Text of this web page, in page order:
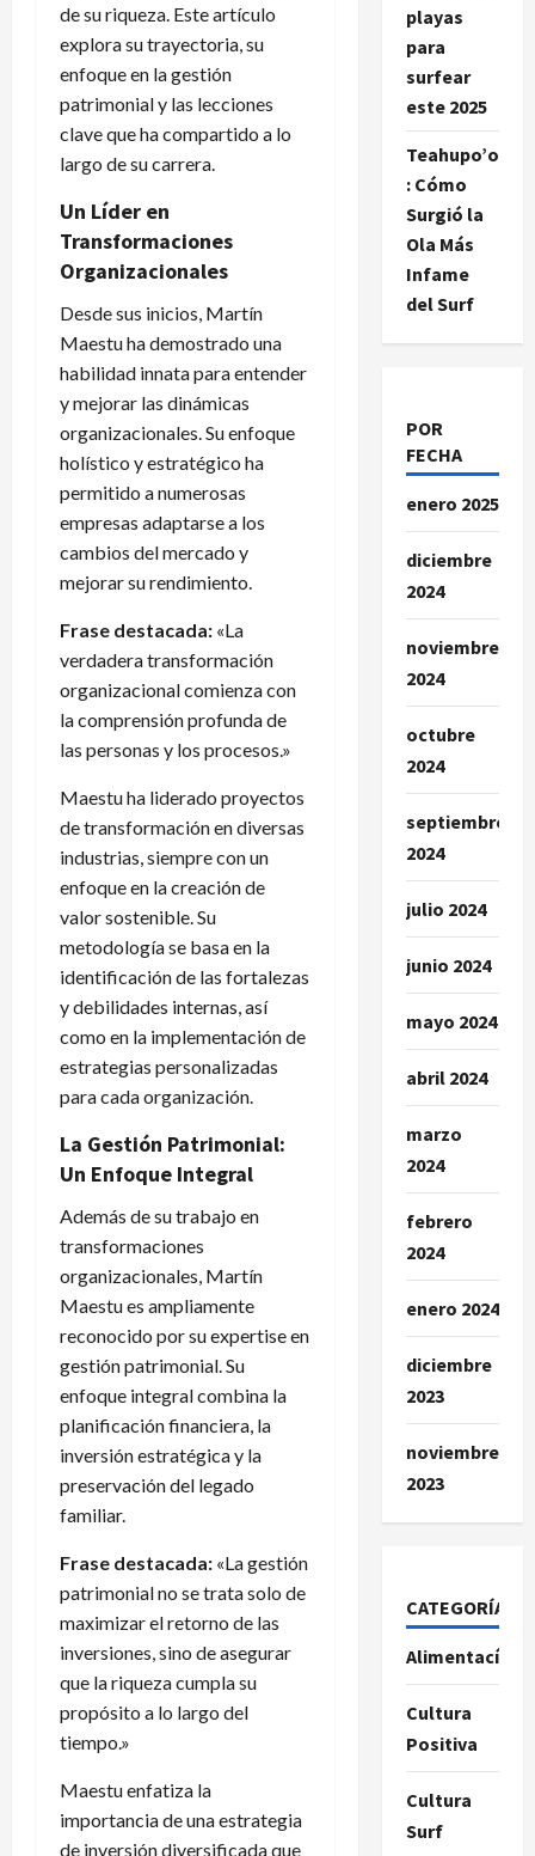
de su riqueza. Este artículo
explora su trayectoria, su
enfoque en la gestión
patrimonial y las lecciones
clave que ha compartido a lo
largo de su carrera.
Un Líder en
Transformaciones
Organizacionales
Desde sus inicios, Martín
Maestu ha demostrado una
habilidad innata para entender
y mejorar las dinámicas
organizacionales. Su enfoque
holístico y estratégico ha
permitido a numerosas
empresas adaptarse a los
cambios del mercado y
mejorar su rendimiento.
Frase destacada: «La
verdadera transformación
organizacional comienza con
la comprensión profunda de
las personas y los procesos.»
Maestu ha liderado proyectos
de transformación en diversas
industrias, siempre con un
enfoque en la creación de
valor sostenible. Su
metodología se basa en la
identificación de las fortalezas
y debilidades internas, así
como en la implementación de
estrategias personalizadas
para cada organización.
La Gestión Patrimonial:
Un Enfoque Integral
Además de su trabajo en
transformaciones
organizacionales, Martín
Maestu es ampliamente
reconocido por su expertise en
gestión patrimonial. Su
enfoque integral combina la
planificación financiera, la
inversión estratégica y la
preservación del legado
familiar.
Frase destacada: «La gestión
patrimonial no se trata solo de
maximizar el retorno de las
inversiones, sino de asegurar
que la riqueza cumpla su
propósito a lo largo del
tiempo.»
Maestu enfatiza la
importancia de una estrategia
de inversión diversificada que
playas
para
surfear
este 2025
Teahupo’o
: Cómo
Surgió la
Ola Más
Infame
del Surf
POR
FECHA
enero 2025
diciembre
2024
noviembre
2024
octubre
2024
septiembre
2024
julio 2024
junio 2024
mayo 2024
abril 2024
marzo
2024
febrero
2024
enero 2024
diciembre
2023
noviembre
2023
CATEGORÍAS
Alimentacíon
Cultura
Positiva
Cultura
Surf